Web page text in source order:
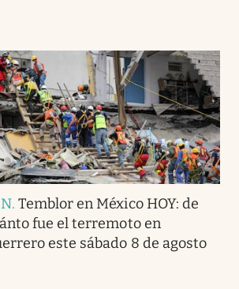
.Temblor en México HOY: de
fue el terremoto en
este sábado 8 de agosto